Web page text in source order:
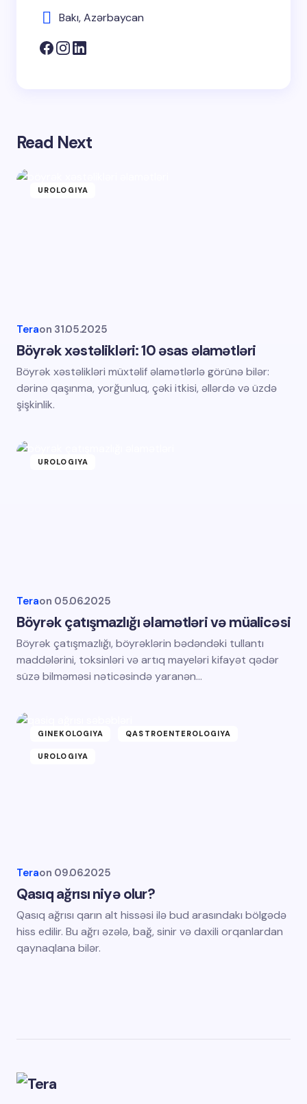
Bakı, Azərbaycan
Read Next
UROLOGIYA
Teraon 31.05.2025
Böyrək xəstəlikləri: 10 əsas əlamətləri
Böyrək xəstəlikləri müxtəlif əlamətlərlə görünə bilər:
dərinə qaşınma, yorğunluq, çəki itkisi, əllərdə və üzdə
şişkinlik.
UROLOGIYA
Teraon 05.06.2025
Böyrək çatışmazlığı əlamətləri və müalicəsi
Böyrək çatışmazlığı, böyrəklərin bədəndəki tullantı
maddələrini, toksinləri və artıq mayeləri kifayət qədər
süzə bilməməsi nəticəsində yaranən…
GINEKOLOGIYA QASTROENTEROLOGIYA
UROLOGIYA
Teraon 09.06.2025
Qasıq ağrısı niyə olur?
Qasıq ağrısı qarın alt hissəsi ilə bud arasındakı bölgədə
hiss edilir. Bu ağrı əzələ, bağ, sinir və daxili orqanlardan
qaynaqlana bilər.